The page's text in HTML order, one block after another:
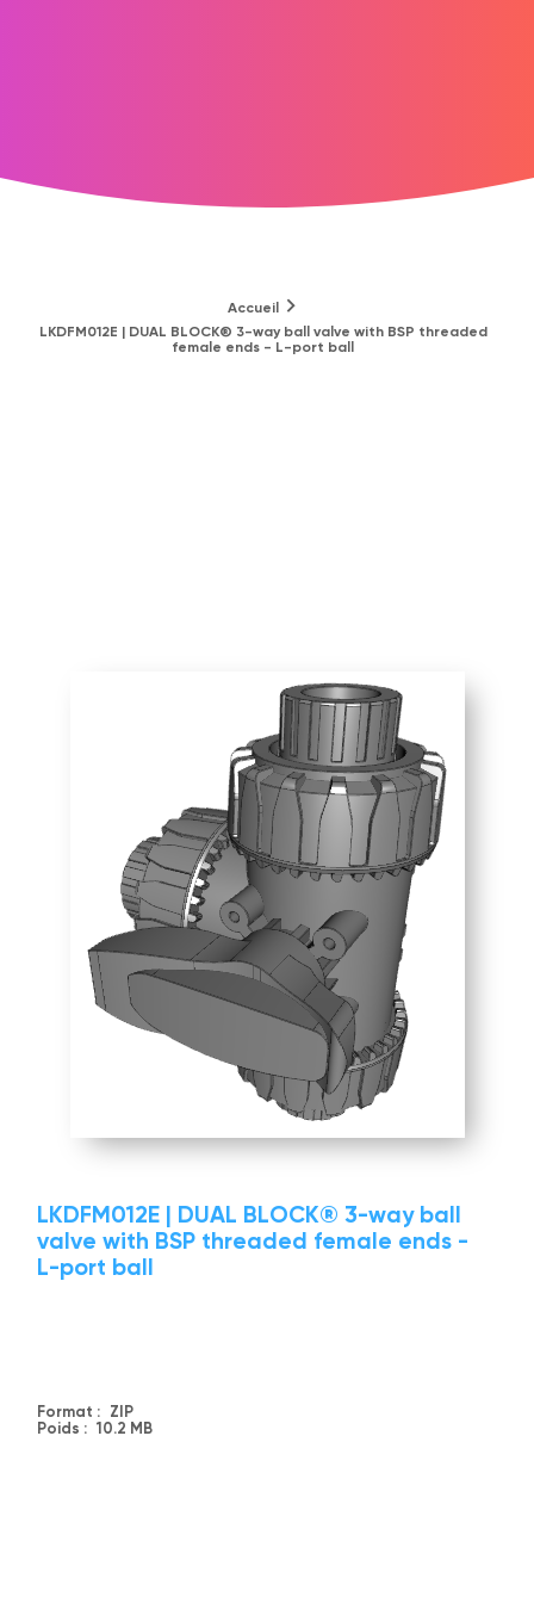
Accueil
LKDFM012E | DUAL BLOCK® 3-way ball valve with BSP threaded
female ends - L-port ball
LKDFM012E | DUAL BLOCK® 3-way ball
valve with BSP threaded female ends -
L-port ball
Format : ZIP
Poids : 10.2 MB